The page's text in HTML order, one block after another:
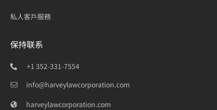
私人客戶服務
保持联系
+1 352-331-7554
info@harveylawcorporation.com
harveylawcorporation.com